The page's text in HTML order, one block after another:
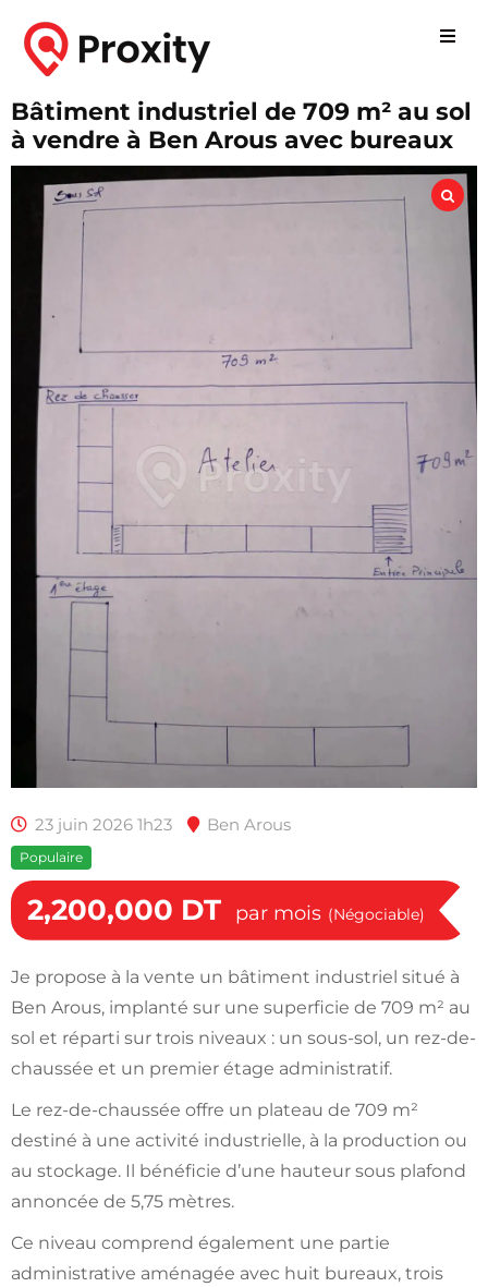
Bâtiment industriel de 709 m² au sol
à vendre à Ben Arous avec bureaux
23 juin 2026 1h23 Ben Arous
Populaire
2,200,000 DT par mois (Négociable)
Je propose à la vente un bâtiment industriel situé à
Ben Arous, implanté sur une superficie de 709 m² au
sol et réparti sur trois niveaux : un sous-sol, un rez-de-
chaussée et un premier étage administratif.
Le rez-de-chaussée offre un plateau de 709 m²
destiné à une activité industrielle, à la production ou
au stockage. Il bénéficie d’une hauteur sous plafond
annoncée de 5,75 mètres.
Ce niveau comprend également une partie
administrative aménagée avec huit bureaux, trois